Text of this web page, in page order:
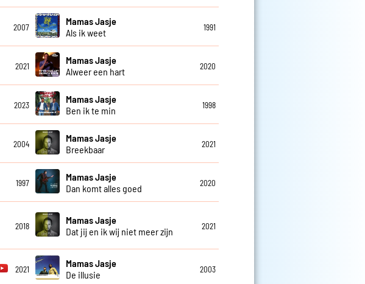
2007
Mamas Jasje
Als ik weet
1991
2021
Mamas Jasje
Alweer een hart
2020
2023
Mamas Jasje
Ben ik te min
1998
2004
Mamas Jasje
Breekbaar
2021
1997
Mamas Jasje
Dan komt alles goed
2020
2018
Mamas Jasje
Dat jij en ik wij niet meer zijn
2021
2021
Mamas Jasje
De illusie
2003